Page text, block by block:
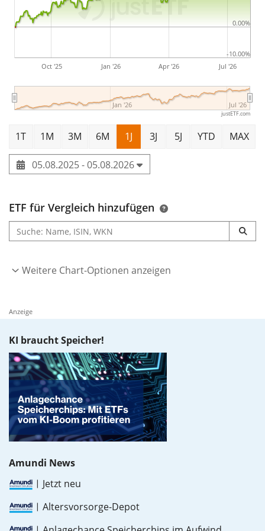
Oct '25 Jan '26 Apr '26 Jul '26
Jan '26 Jul '26
-10.00%
0.00%
justETF.com
1T 1M 3M 6M 1J 3J 5J YTD MAX
05.08.2025 - 05.08.2026
ETF für Vergleich hinzufügen
Weitere Chart-Optionen anzeigen
Anzeige
KI braucht Speicher!
Amundi News
Jetzt neu
Altersvorsorge-Depot